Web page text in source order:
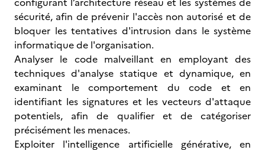
sécurité, afin de prévenir l'accès non autorisé et de
bloquer les tentatives d'intrusion dans le système
informatique de l'organisation.
Analyser le code malveillant en employant des
techniques d'analyse statique et dynamique, en
examinant le comportement du code et en
identifiant les signatures et les vecteurs d'attaque
potentiels, afin de qualifier et de catégoriser
précisément les menaces.
Exploiter l'intelligence artificielle générative, en